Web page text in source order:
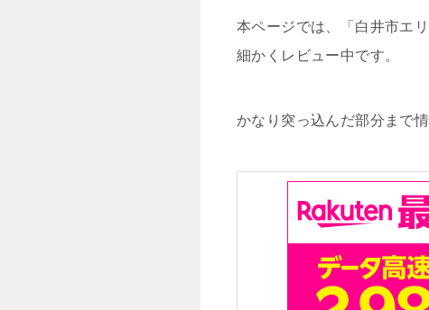
本ページでは、「白井市エ
細かくレビュー中です。
かなり突っ込んだ部分まで